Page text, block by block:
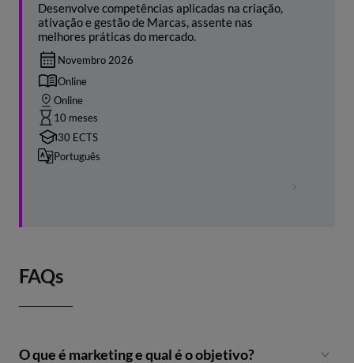
Desenvolve competências aplicadas na criação,
ativação e gestão de Marcas, assente nas
melhores práticas do mercado.
Novembro 2026
Online
Online
10 meses
30 ECTS
Português
FAQs
O que é marketing e qual é o objetivo?